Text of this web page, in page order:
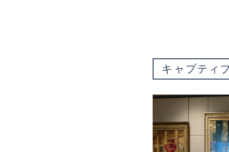
キャプティ